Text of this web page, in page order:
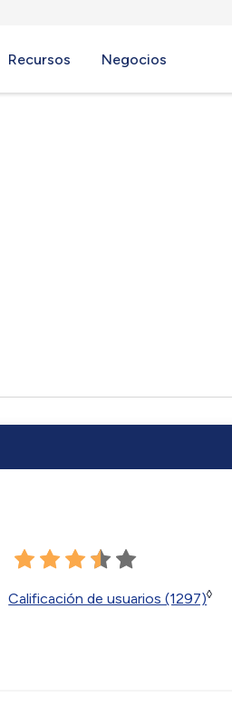
Recursos Negocios
Calificación de usuarios (1297)◊